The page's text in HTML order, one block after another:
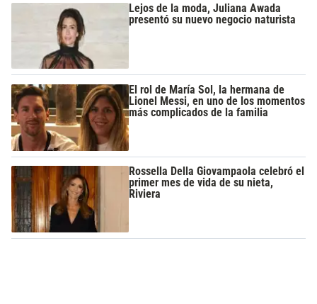
Lejos de la moda, Juliana Awada
presentó su nuevo negocio naturista
El rol de María Sol, la hermana de
Lionel Messi, en uno de los momentos
más complicados de la familia
Rossella Della Giovampaola celebró el
primer mes de vida de su nieta,
Riviera